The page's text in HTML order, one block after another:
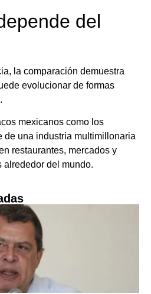
del
la comparación demuestra
evolucionar de formas
mexicanos como los
de una industria multimillonaria
restaurantes, mercados y
alrededor del mundo.